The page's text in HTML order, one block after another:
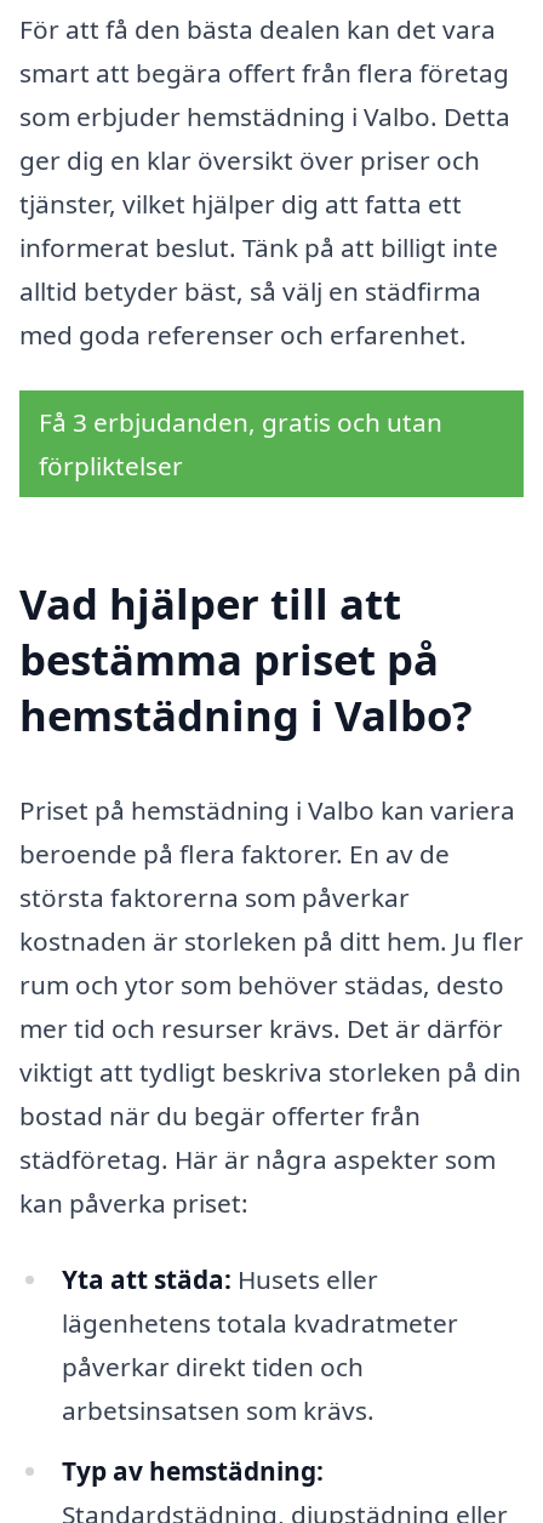
För att få den bästa dealen kan det vara
smart att begära offert från flera företag
som erbjuder hemstädning i Valbo. Detta
ger dig en klar översikt över priser och
tjänster, vilket hjälper dig att fatta ett
informerat beslut. Tänk på att billigt inte
alltid betyder bäst, så välj en städfirma
med goda referenser och erfarenhet.
Få 3 erbjudanden, gratis och utan
förpliktelser
Vad hjälper till att
bestämma priset på
hemstädning i Valbo?
Priset på hemstädning i Valbo kan variera
beroende på flera faktorer. En av de
största faktorerna som påverkar
kostnaden är storleken på ditt hem. Ju fler
rum och ytor som behöver städas, desto
mer tid och resurser krävs. Det är därför
viktigt att tydligt beskriva storleken på din
bostad när du begär offerter från
städföretag. Här är några aspekter som
kan påverka priset:
Yta att städa: Husets eller
lägenhetens totala kvadratmeter
påverkar direkt tiden och
arbetsinsatsen som krävs.
Typ av hemstädning:
Standardstädning, djupstädning eller